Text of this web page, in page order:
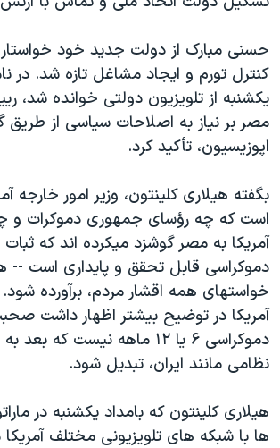
حسنی مبارک از دولت جديد خود خواستار
کنترل تورم و ايجاد مشاغل تازه شد. در
يکشنبه از تلويزيون دولتی خوانده شد،
مصر بر نياز به اصلاحات سياسی از طريق
اپوزيسيون، تأکيد کرد.
است که چه رؤسای جمهوری دموکرات و
آمريکا به مصر گوشزد ميکرده اند که
دموکراسی قابل تحقق و پايداری است --
خواستهای همه اقشار مردم، برآورده شود.
آمريکا در توضيح بيشتر اظهار داشت
دموکراسی ۶ يا ۱۲ ماهه نيست که
نظامی مانند ايران، تبديل شود.
هيلاری کلينتون که بامداد يکشنبه در
ها با شبکه های تلويزيونی مختلف